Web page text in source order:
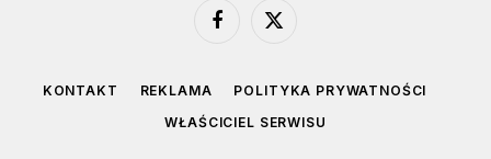
Facebook
X
KONTAKT REKLAMA
POLITYKA PRYWATNOŚCI
WŁAŚCICIEL SERWISU